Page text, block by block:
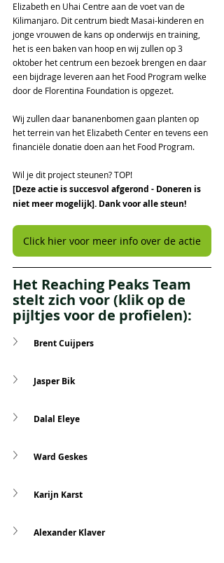
Elizabeth en Uhai Centre aan de voet van de
Kilimanjaro. Dit centrum biedt Masai-kinderen en
jonge vrouwen de kans op onderwijs en training,
het is een baken van hoop en wij zullen op 3
oktober het centrum een bezoek brengen en daar
een bijdrage leveren aan het Food Program welke
door de Florentina Foundation is opgezet.
Wij zullen daar bananenbomen gaan planten op
het terrein van het Elizabeth Center en tevens een
financiële donatie doen aan het Food Program.
Wil je dit project steunen? TOP!
[Deze actie is succesvol afgerond - Doneren is
niet meer mogelijk]. Dank voor alle steun!
Click hier voor meer info over de actie
Het Reaching Peaks Team
stelt zich voor (klik op de
pijltjes voor de profielen):
Brent Cuijpers
Jasper Bik
Dalal Eleye
Ward Geskes
Karijn Karst
Alexander Klaver